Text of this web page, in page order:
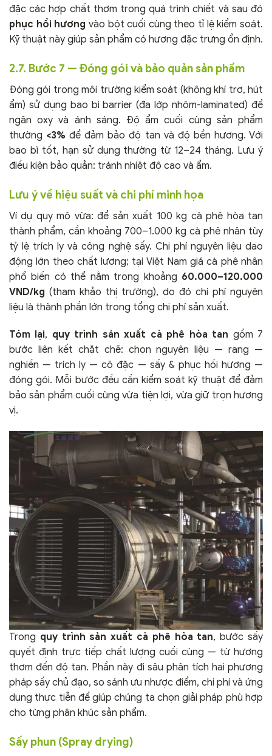
đặc các hợp chất thơm trong quá trình chiết và sau đó
phục hồi hương vào bột cuối cùng theo tỉ lệ kiểm soát.
Kỹ thuật này giúp sản phẩm có hương đặc trưng ổn định.
2.7. Bước 7 — Đóng gói và bảo quản sản phẩm
Đóng gói trong môi trường kiểm soát (không khí trơ, hút
ẩm) sử dụng bao bì barrier (đa lớp nhôm-laminated) để
ngăn oxy và ánh sáng. Độ ẩm cuối cùng sản phẩm
thường <3% để đảm bảo độ tan và độ bền hương. Với
bao bì tốt, hạn sử dụng thường từ 12–24 tháng. Lưu ý
điều kiện bảo quản: tránh nhiệt độ cao và ẩm.
Lưu ý về hiệu suất và chi phí minh họa
Ví dụ quy mô vừa: để sản xuất 100 kg cà phê hòa tan
thành phẩm, cần khoảng 700–1.000 kg cà phê nhân tùy
tỷ lệ trích ly và công nghệ sấy. Chi phí nguyên liệu dao
động lớn theo chất lượng; tại Việt Nam giá cà phê nhân
phổ biến có thể nằm trong khoảng 60.000–120.000
VND/kg (tham khảo thị trường), do đó chi phí nguyên
liệu là thành phần lớn trong tổng chi phí sản xuất.
Tóm lại, quy trình sản xuất cà phê hòa tan gồm 7
bước liên kết chặt chẽ: chọn nguyên liệu — rang —
nghiền — trích ly — cô đặc — sấy & phục hồi hương —
đóng gói. Mỗi bước đều cần kiểm soát kỹ thuật để đảm
bảo sản phẩm cuối cùng vừa tiện lợi, vừa giữ trọn hương
vị.
Trong quy trình sản xuất cà phê hòa tan, bước sấy
quyết định trực tiếp chất lượng cuối cùng — từ hương
thơm đến độ tan. Phần này đi sâu phân tích hai phương
pháp sấy chủ đạo, so sánh ưu nhược điểm, chi phí và ứng
dụng thực tiễn để giúp chúng ta chọn giải pháp phù hợp
cho từng phân khúc sản phẩm.
Sấy phun (Spray drying)